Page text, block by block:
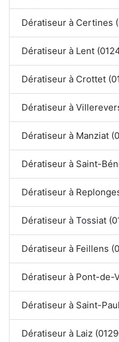
Dératiseur à Certines
Dératiseur à Lent
Dératiseur à Crottet
Dératiseur à
Dératiseur à Manziat
Dératiseur à Saint-
Dératiseur à
Dératiseur à Tossiat
Dératiseur à Feillens
Dératiseur à Pont-de-
Dératiseur à Saint-
Dératiseur à Laiz